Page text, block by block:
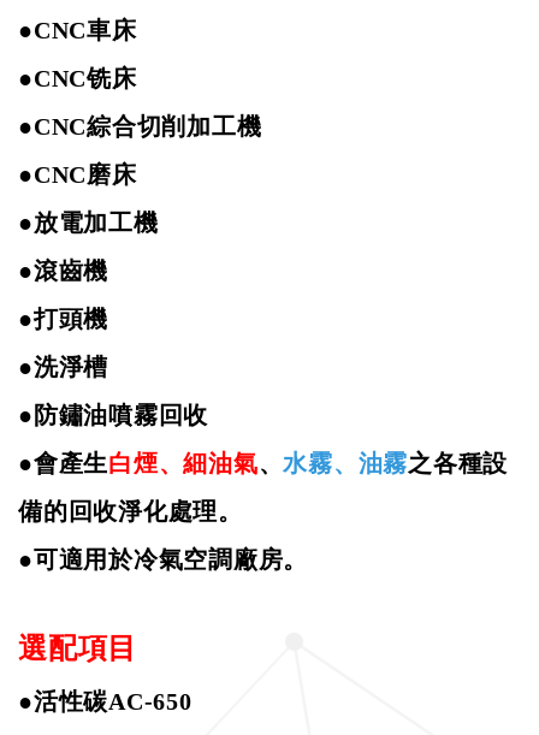
●CNC車床
●CNC铣床
●CNC綜合切削加工機
●CNC磨床
●放電加工機
●滾齒機
●打頭機
●洗淨槽
● 防鏽油噴霧回收
●會產生白煙、細油氣、水霧、油霧之各種設
備的回收淨化處理。
●可適用於冷氣空調廠房。
選配項目
●活性碳AC-650